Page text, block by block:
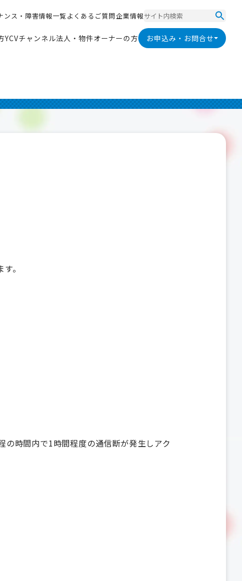
ン ス ・ 障害情報一覧
害
よ く あ る ご質問企業情報
YCVチ ャ ンネ ル法 人 ・ 物件オーナーの方 お申込み・お問合せ
。
時間内で1時間程度の通信断が発生しアク